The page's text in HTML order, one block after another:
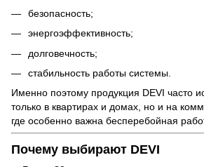
безопасность;
энергоэффективность;
долговечность;
стабильность работы системы.
Именно поэтому продукция DEVI часто
только в квартирах и домах, но и на
где особенно важна бесперебойная
Почему выбирают DEVI